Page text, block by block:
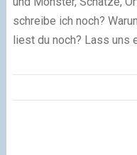
schreibe ich noch?
liest du noch? Lass uns